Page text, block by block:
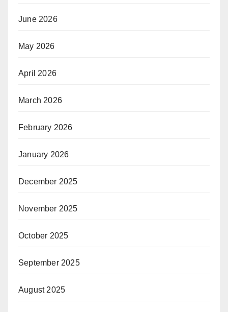
June 2026
May 2026
April 2026
March 2026
February 2026
January 2026
December 2025
November 2025
October 2025
September 2025
August 2025